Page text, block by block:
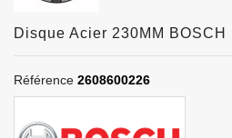
Disque Acier 230MM BOSCH
Référence 2608600226